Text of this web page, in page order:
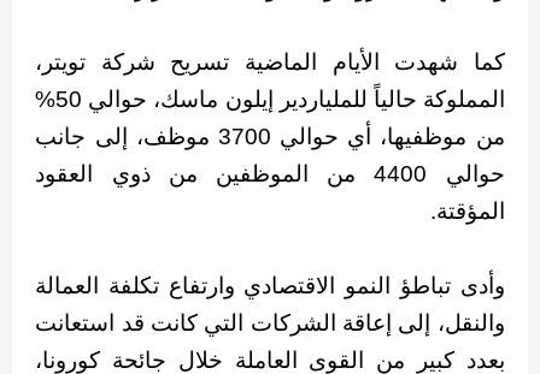
كما شهدت الأيام الماضية تسريح شركة تويتر،
المملوكة حالياً للملياردير إيلون ماسك، حوالي 50%
من موظفيها، أي حوالي 3700 موظف، إلى جانب
حوالي 4400 من الموظفين من ذوي العقود
المؤقتة.
وأدى تباطؤ النمو الاقتصادي وارتفاع تكلفة العمالة
والنقل، إلى إعاقة الشركات التي كانت قد استعانت
بعدد كبير من القوى العاملة خلال جائحة كورونا،